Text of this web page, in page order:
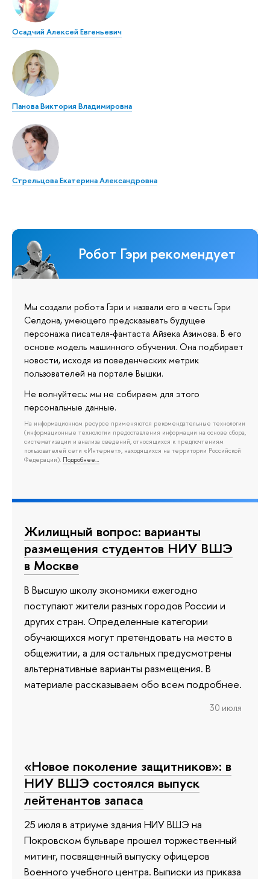
Осадчий Алексей Евгеньевич
Панова Виктория Владимировна
Стрельцова Екатерина Александровна
Робот Гэри рекомендует
Мы создали робота Гэри и назвали его в честь Гэри
Селдона, умеющего предсказывать будущее
персонажа писателя-фантаста Айзека Азимова. В его
основе модель машинного обучения. Она подбирает
новости, исходя из поведенческих метрик
пользователей на портале Вышки.
Не волнуйтесь: мы не собираем для этого
персональные данные.
На информационном ресурсе применяются рекомендательные технологии
(информационные технологии предоставления информации на основе сбора,
систематизации и анализа сведений, относящихся к предпочтениям
пользователей сети «Интернет», находящихся на территории Российской
Федерации). Подробнее…
Жилищный вопрос: варианты
размещения студентов НИУ ВШЭ
в Москве
В Высшую школу экономики ежегодно
поступают жители разных городов России и
других стран. Определенные категории
обучающихся могут претендовать на место в
общежитии, а для остальных предусмотрены
альтернативные варианты размещения. В
материале рассказываем обо всем подробнее.
30 июля
«Новое поколение защитников»: в
НИУ ВШЭ состоялся выпуск
лейтенантов запаса
25 июля в атриуме здания НИУ ВШЭ на
Покровском бульваре прошел торжественный
митинг, посвященный выпуску офицеров
Военного учебного центра. Выписки из приказа